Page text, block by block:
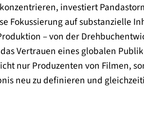
investiert
Fokussierung auf substanzielle
– von der
Vertrauen eines globalen
nur Produzenten von Filmen,
neu zu definieren und